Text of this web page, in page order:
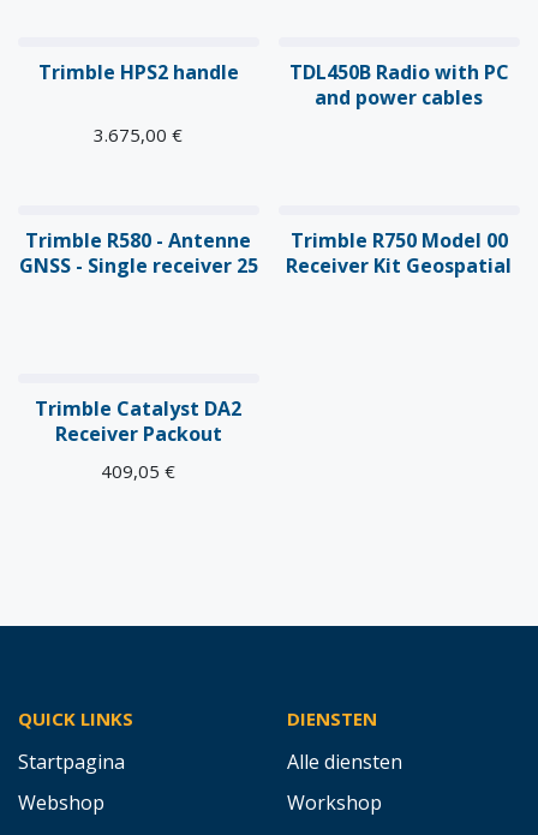
Trimble HPS2 handle
3.675,00 €
TDL450B Radio with PC
and power cables
Trimble R580 - Antenne
GNSS - Single receiver 25
Trimble R750 Model 00
Receiver Kit Geospatial
Trimble Catalyst DA2
Receiver Packout
409,05 €
QUICK LINKS
Startpagina
Webshop
DIENSTEN
Alle diensten
Workshop